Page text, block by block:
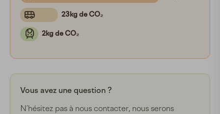
23kg de CO₂
2kg de CO₂
Vous avez une question ?
N’hésitez pas à nous contacter, nous serons